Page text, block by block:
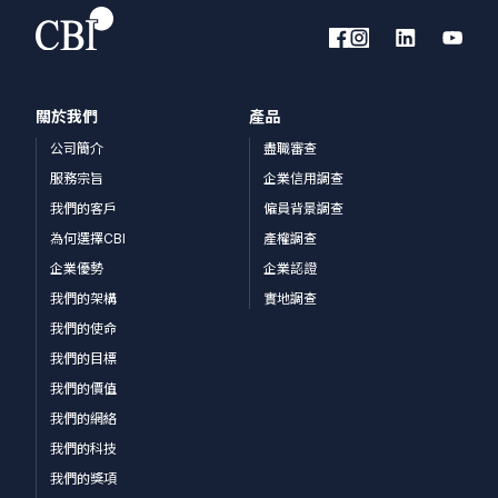
關於我們
公司簡介
服務宗旨
我們的客戶
為何選擇CBI
企業優勢
我們的架構
我們的使命
我們的目標
我們的價值
我們的網絡
我們的科技
我們的獎項
產品
盡職審查
企業信用調查
僱員背景調查
產權調查
企業認證
實地調查